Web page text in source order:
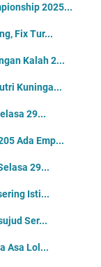
2025...
Fix Tur...
Kalah 2...
Kuninga...
29...
Ada Emp...
29...
Isti...
Ser...
Asa Lol...